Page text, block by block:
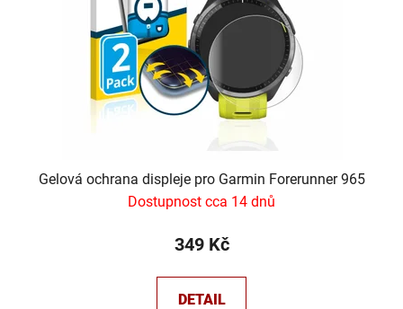
Gelová ochrana displeje pro Garmin Forerunner 965
Dostupnost cca 14 dnů
349 Kč
DETAIL